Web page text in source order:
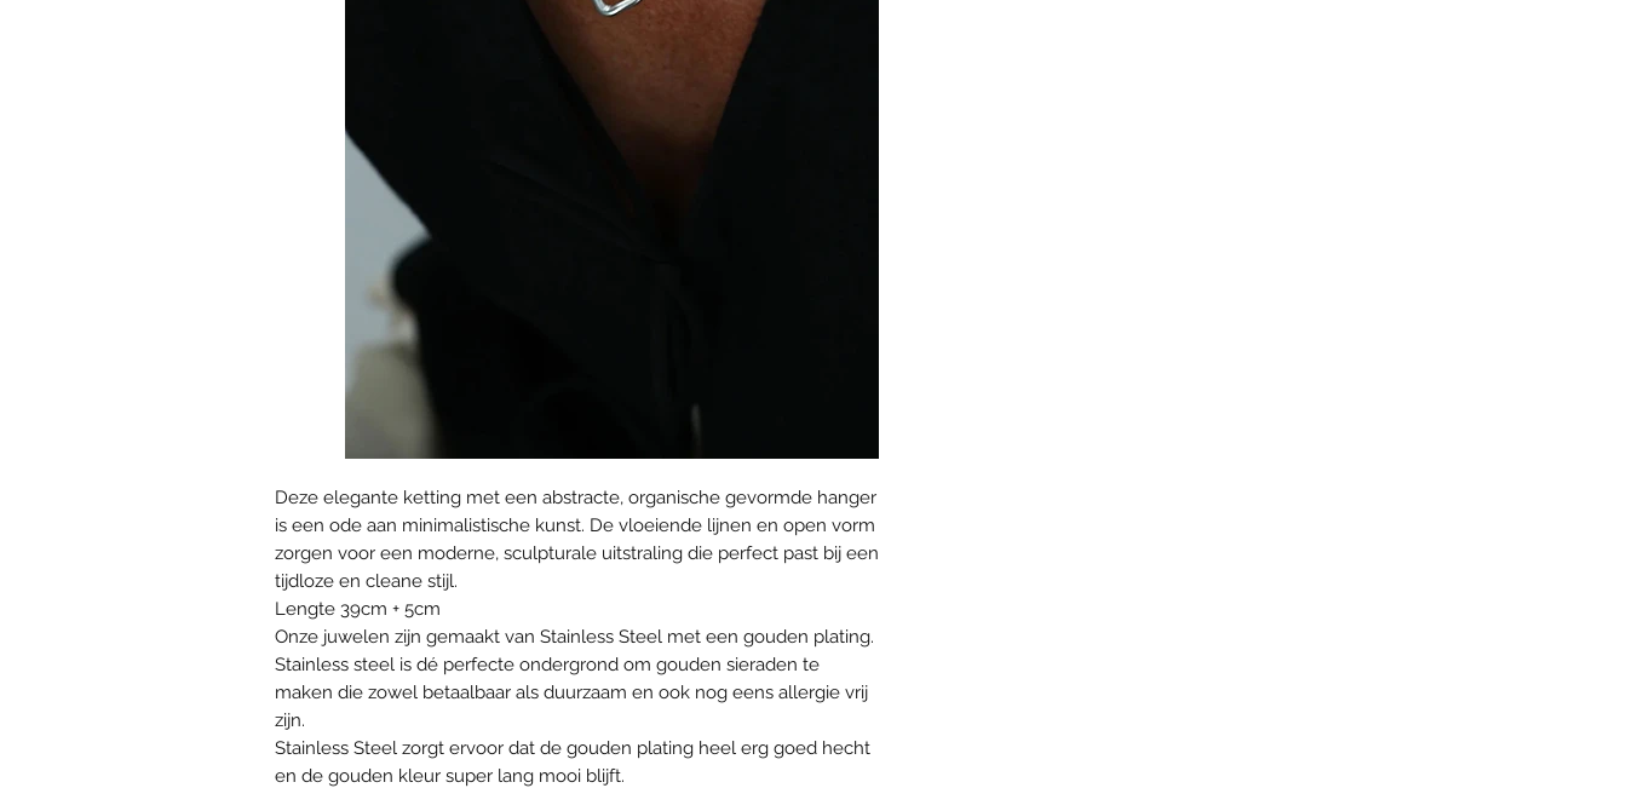
Deze elegante ketting met een abstracte, organische gevormde hanger
is een ode aan minimalistische kunst. De vloeiende lijnen en open vorm
zorgen voor een moderne, sculpturale uitstraling die perfect past bij een
tijdloze en cleane stijl.
Lengte 39cm + 5cm
Onze juwelen zijn gemaakt van Stainless Steel met een gouden plating.
Stainless steel is dé perfecte ondergrond om gouden sieraden te
maken die zowel betaalbaar als duurzaam en ook nog eens allergie vrij
zijn.
Stainless Steel zorgt ervoor dat de gouden plating heel erg goed hecht
en de gouden kleur super lang mooi blijft.